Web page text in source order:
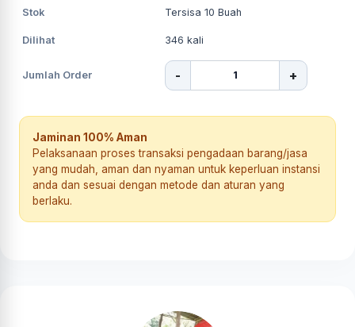
Stok Tersisa 10 Buah
Dilihat 346 kali
Jumlah Order - +
Jaminan 100% Aman
Pelaksanaan proses transaksi pengadaan barang/jasa
yang mudah, aman dan nyaman untuk keperluan instansi
anda dan sesuai dengan metode dan aturan yang
berlaku.